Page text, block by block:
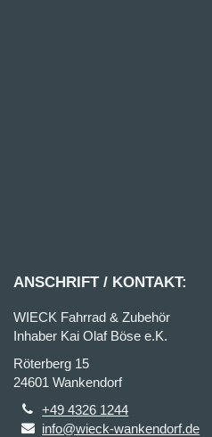
ANSCHRIFT / KONTAKT:
WIECK Fahrrad & Zubehör
Inhaber Kai Olaf Böse e.K.
Röterberg 15
24601 Wankendorf
+49 4326 1244
info@wieck-wankendorf.de